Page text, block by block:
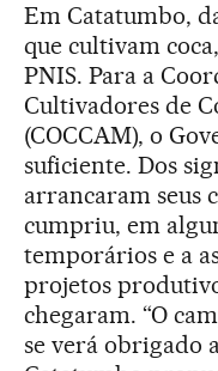
Em Catatumbo,
que cultivam
PNIS. Para a
Cultivadores de
(COCCAM), o
suficiente. Dos
arrancaram seus
cumpriu, em
temporários e a
projetos
chegaram. “O
se verá obrigado